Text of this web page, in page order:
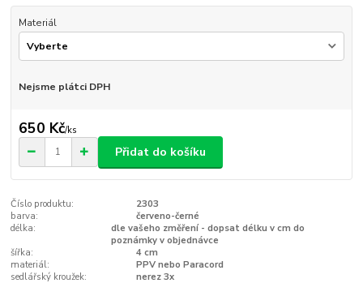
Materiál
Nejsme plátci DPH
650 Kč/ks
Přidat do košíku
Číslo produktu:
2303
barva:
červeno-černé
délka:
dle vašeho změření - dopsat délku v cm do
poznámky v objednávce
šířka:
4 cm
materiál:
PPV nebo Paracord
sedlářský kroužek:
nerez 3x